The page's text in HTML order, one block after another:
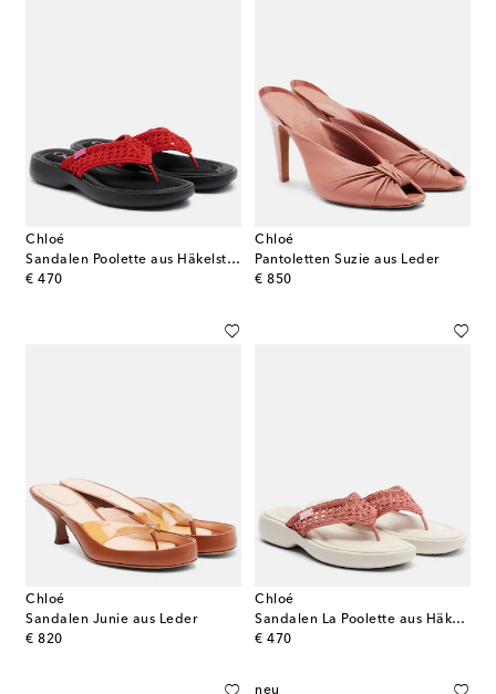
Chloé
Sandalen Poolette aus Häkelstrick
€ 470
original price
Chloé
Pantoletten Suzie aus Leder
€ 850
original price
Chloé
Sandalen Junie aus Leder
€ 820
original price
Chloé
Sandalen La Poolette aus Häkelstrick
€ 470
original price
neu